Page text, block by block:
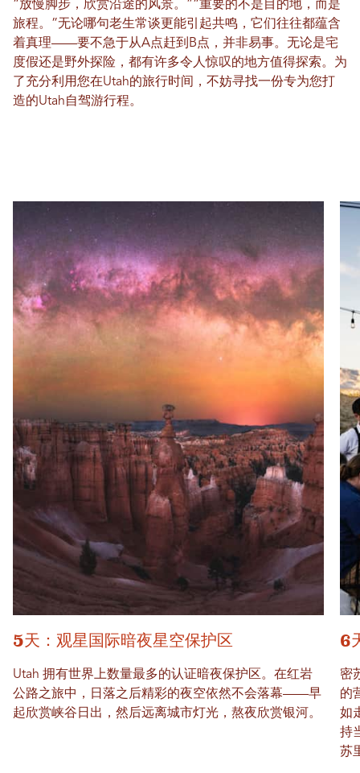
“放慢脚步，欣赏沿途的风景。”“重要的不是目的地，而是
旅程。”无论哪句老生常谈更能引起共鸣，它们往往都蕴含
着真理——要不急于从A点赶到B点，并非易事。无论是宅
度假还是野外探险，都有许多令人惊叹的地方值得探索。为
了充分利用您在Utah的旅行时间，不妨寻找一份专为您打
造的Utah自驾游行程。
5天：观星国际暗夜星空保护区
Utah 拥有世界上数量最多的认证暗夜保护区。在红岩
公路之旅中，日落之后精彩的夜空依然不会落幕——早
起欣赏峡谷日出，然后远离城市灯光，熬夜欣赏银河。
6
密
的
如
持
苏